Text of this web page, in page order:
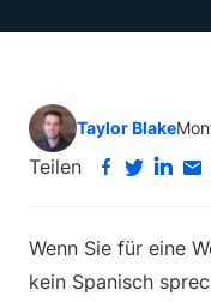
Taylor Blake
Teilen
Wenn Sie für eine
kein Spanisch